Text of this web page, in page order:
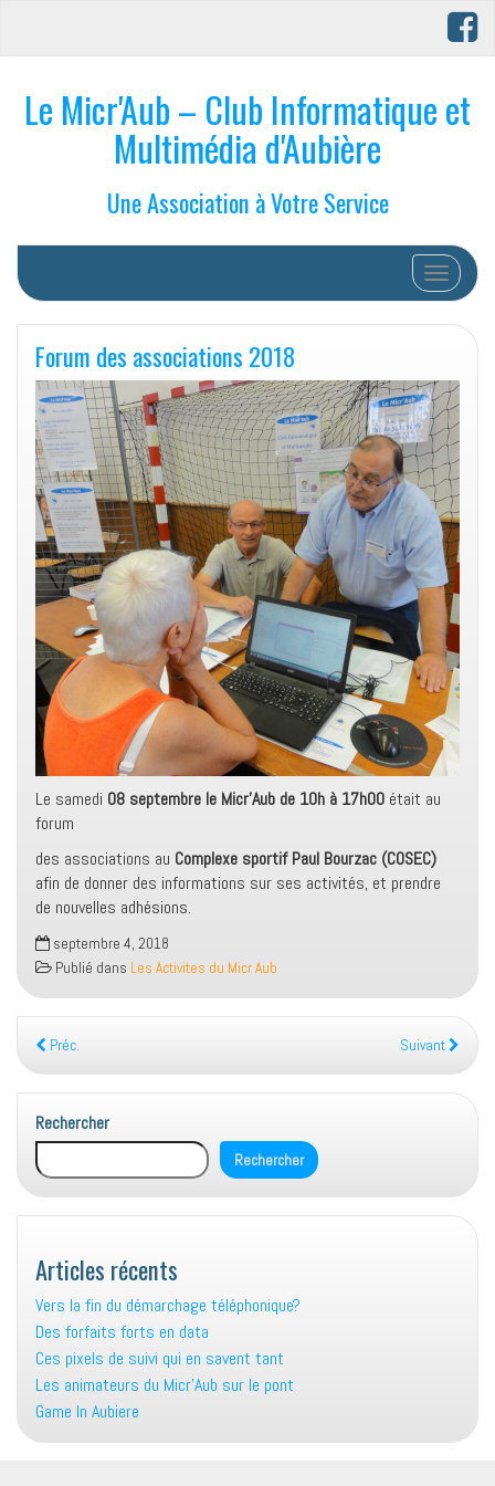
Le Micr'Aub – Club Informatique et
Multimédia d'Aubière
Une Association à Votre Service
Afficher/
Forum des associations 2018
Le samedi 08 septembre le Micr’Aub de 10h à 17h00 était au
forum
des associations au Complexe sportif Paul Bourzac (COSEC)
afin de donner des informations sur ses activités, et prendre
de nouvelles adhésions.
septembre 4, 2018
Publié dans Les Activites du Micr Aub
Préc. Suivant
Rechercher
Rechercher
Articles récents
Vers la fin du démarchage téléphonique?
Des forfaits forts en data
Ces pixels de suivi qui en savent tant
Les animateurs du Micr’Aub sur le pont
Game In Aubiere